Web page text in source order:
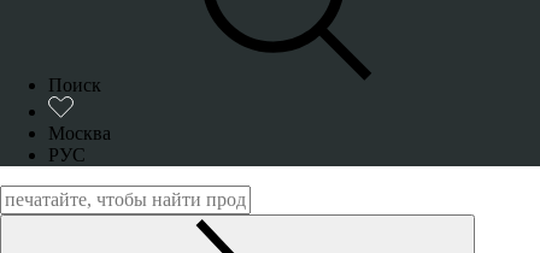
Поиск
Москва
РУС